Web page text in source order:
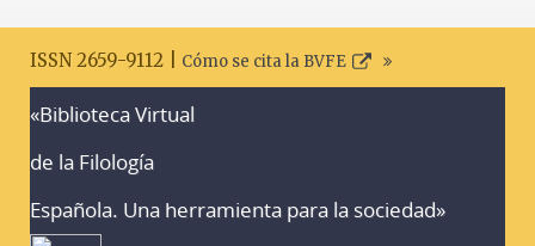
ISSN 2659-9112 | Cómo se cita la BVFE
«Biblioteca Virtual
de la Filología
Española. Una herramienta para la sociedad»